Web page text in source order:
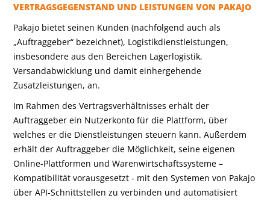
VERTRAGSGEGENSTAND UND LEISTUNGEN VON PAKAJO
Pakajo bietet seinen Kunden (nachfolgend auch als
„Auftraggeber“ bezeichnet), Logistikdienstleistungen,
insbesondere aus den Bereichen Lagerlogistik,
Versandabwicklung und damit einhergehende
Zusatzleistungen, an.
Im Rahmen des Vertragsverhältnisses erhält der
Auftraggeber ein Nutzerkonto für die Plattform, über
welches er die Dienstleistungen steuern kann. Außerdem
erhält der Auftraggeber die Möglichkeit, seine eigenen
Online-Plattformen und Warenwirtschaftssysteme –
Kompatibilität vorausgesetzt - mit den Systemen von Pakajo
über API-Schnittstellen zu verbinden und automatisiert